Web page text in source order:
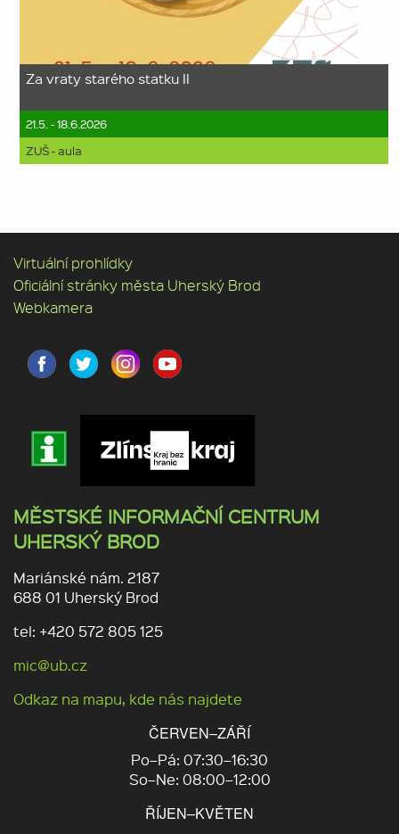
Za vraty starého statku II
21.5. - 18.6.2026
ZUŠ - aula
Virtuální prohlídky
Oficiální stránky města Uherský Brod
Webkamera
MĚSTSKÉ INFORMAČNÍ CENTRUM
UHERSKÝ BROD
Mariánské nám. 2187
688 01 Uherský Brod
tel: +420 572 805 125
mic@ub.cz
Odkaz na mapu, kde nás najdete
ČERVEN–ZÁŘÍ
Po–Pá: 07:30–16:30
So–Ne: 08:00–12:00
ŘÍJEN–KVĚTEN